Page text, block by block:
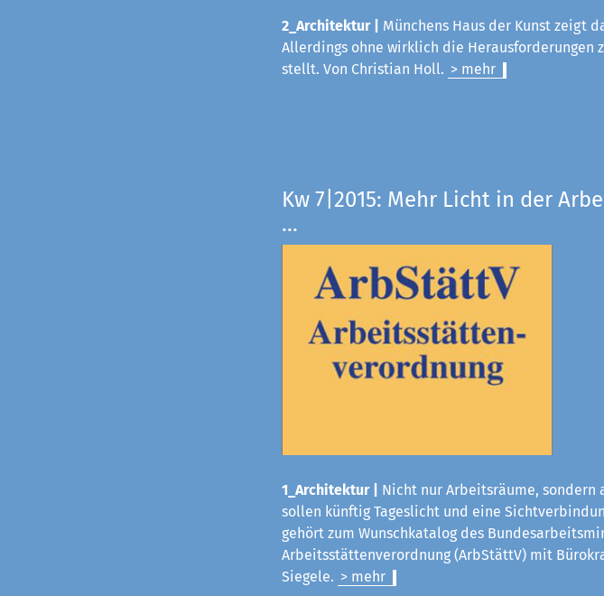
2_Architektur | Münchens Haus der Kunst zeigt
Allerdings ohne wirklich die
stellt. Von Christian Holl. > mehr
Kw 7|2015: Mehr Licht in der
...
1_Architektur |
Nicht nur Arbeitsräume, sondern
sollen künftig Tageslicht und eine
gehört zum Wunschkatalog des
Arbeitsstättenverordnung (ArbStättV) mit
Siegele. > mehr